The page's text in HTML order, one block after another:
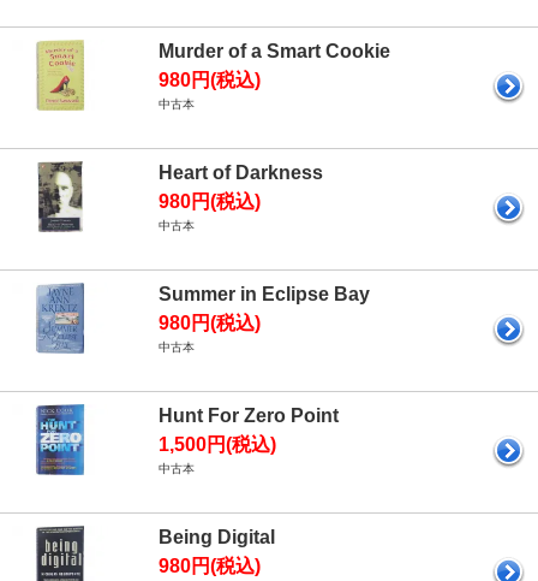
Murder of a Smart Cookie
980円(税込)
中古本
Heart of Darkness
980円(税込)
中古本
Summer in Eclipse Bay
980円(税込)
中古本
Hunt For Zero Point
1,500円(税込)
中古本
Being Digital
980円(税込)